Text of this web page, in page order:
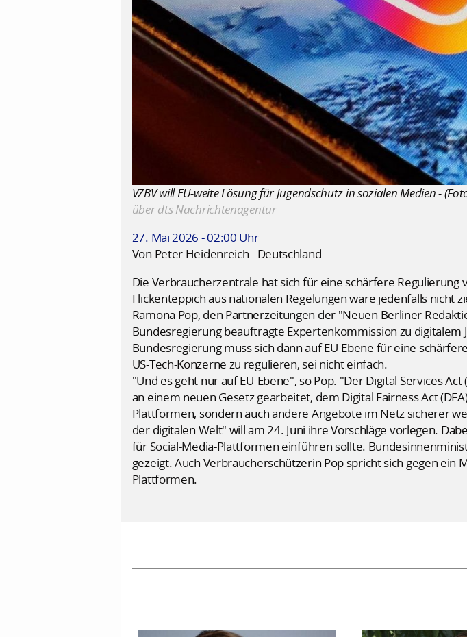
VZBV will EU-weite Lösung für Jugendschutz in sozialen Medien -
über dts Nachrichtenagentur
27. Mai 2026 - 02:00 Uhr
Von Peter Heidenreich - Deutschland
Die Verbraucherzentrale hat sich für eine schärfere Regulierung
Flickenteppich aus nationalen Regelungen wäre jedenfalls nicht
Ramona Pop, den Partnerzeitungen der "Neuen Berliner
Bundesregierung beauftragte Expertenkommission zu digitalem
Bundesregierung muss sich dann auf EU-Ebene für eine
US-Tech-Konzerne zu regulieren, sei nicht einfach.
"Und es geht nur auf EU-Ebene", so Pop. "Der Digital Services
an einem neuen Gesetz gearbeitet, dem Digital Fairness Act
Plattformen, sondern auch andere Angebote im Netz sicherer
der digitalen Welt" will am 24. Juni ihre Vorschläge vorlegen.
für Social-Media-Plattformen einführen sollte.
gezeigt. Auch Verbraucherschützerin Pop spricht sich gegen
Plattformen.